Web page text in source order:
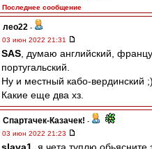
Последнее сообщение
лео22 -
03 июн 2022 21:31
SAS , думаю английский,
португальский.
Ну и местный кабо-вердинский ;)
Какие еще два хз.
Спартачек-Казачек! -
03 июн 2022 21:23